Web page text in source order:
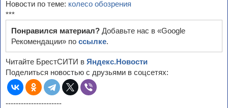
Новости по теме: колесо обозрения
***
Понравился материал? Добавьте нас в «Google
Рекомендации» по ссылке.
Читайте БрестСИТИ в Яндекс.Новости
Поделиться новостью с друзьями в соцсетях:
----------------------